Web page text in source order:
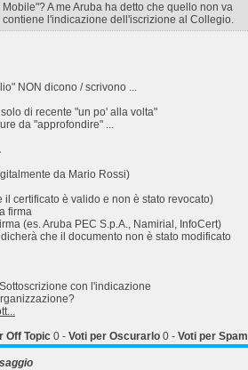
A me Aruba ha detto che quello non va
l'indicazione dell'iscrizione al Collegio.
NON dicono / scrivono ...
di recente "un po' alla volta"
da "approfondire" ...
da Mario Rossi)
certificato è valido e non è stato revocato)
firma
(es. Aruba PEC S.p.A., Namirial, InfoCert)
che il documento non è stato modificato
con l'indicazione
Off Topic 0 - Voti per Oscurarlo 0 - Voti per Spam